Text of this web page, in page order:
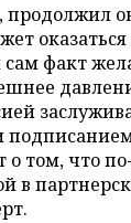
продолжил
сам факт
о том, что
в